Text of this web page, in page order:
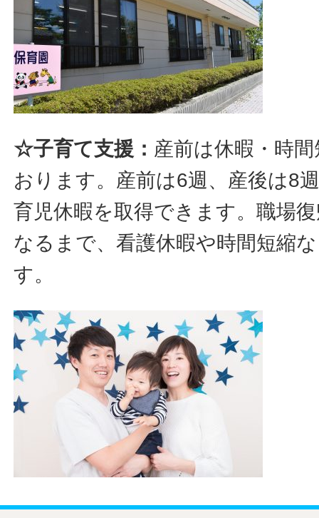
☆子育て支援： 産前は休暇・時
おります。産前は6週、産後は8
育児休暇を取得できます。職場
なるまで、看護休暇や時間短縮
す。